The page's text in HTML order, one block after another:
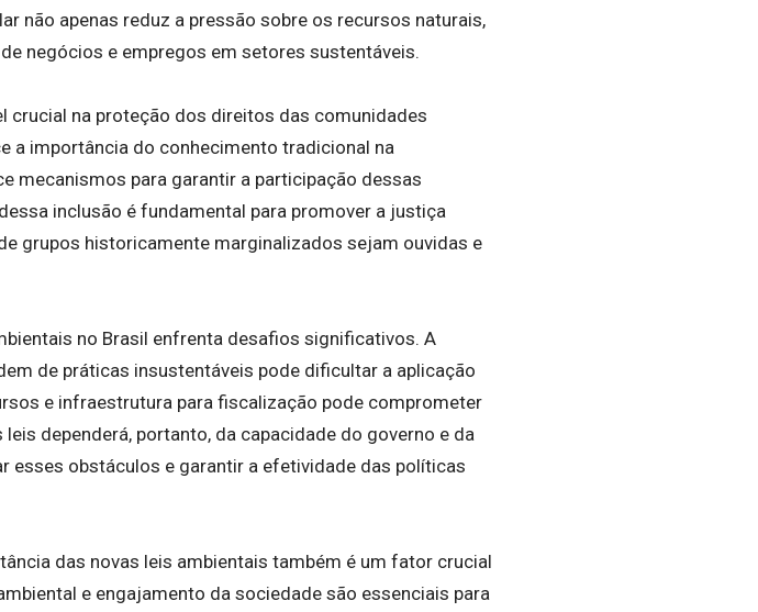
não apenas reduz a pressão sobre os recursos naturais,
negócios e empregos em setores sustentáveis.
crucial na proteção dos direitos das comunidades
a importância do conhecimento tradicional na
mecanismos para garantir a participação dessas
inclusão é fundamental para promover a justiça
grupos historicamente marginalizados sejam ouvidas e
no Brasil enfrenta desafios significativos. A
de práticas insustentáveis pode dificultar a aplicação
e infraestrutura para fiscalização pode comprometer
dependerá, portanto, da capacidade do governo e da
esses obstáculos e garantir a efetividade das políticas
das novas leis ambientais também é um fator crucial
e engajamento da sociedade são essenciais para